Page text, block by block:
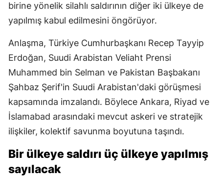
birine yönelik silahlı saldırının diğer iki ülkeye de
yapılmış kabul edilmesini öngörüyor.
Anlaşma, Türkiye Cumhurbaşkanı Recep Tayyip
Erdoğan, Suudi Arabistan Veliaht Prensi
Muhammed bin Selman ve Pakistan Başbakanı
Şahbaz Şerif'in Suudi Arabistan'daki görüşmesi
kapsamında imzalandı. Böylece Ankara, Riyad ve
İslamabad arasındaki mevcut askeri ve stratejik
ilişkiler, kolektif savunma boyutuna taşındı.
Bir ülkeye saldırı üç ülkeye yapılmış
sayılacak